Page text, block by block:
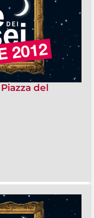
del